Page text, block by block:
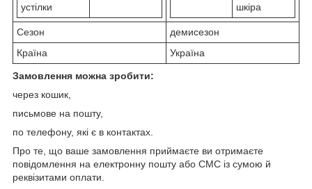
устілки
шкіра
Сезон
демисезон
Країна
Україна
Замовлення можна зробити:
через кошик,
письмове на пошту,
по телефону, які є в контактах.
Про те, що ваше замовлення приймаєте ви отримаєте
повідомлення на електронну пошту або СМС із сумою й
реквізитами оплати.